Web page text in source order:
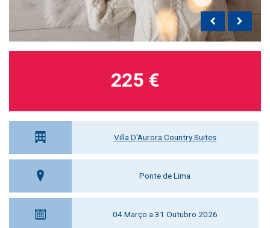
Villa D'Aurora Country Suites
Ponte de Lima
04 Março a 31 Outubro 2026
225 €